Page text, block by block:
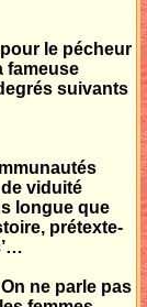
le pécheur
fameuse
suivants
viduité
longue que
prétexte-
ne parle pas